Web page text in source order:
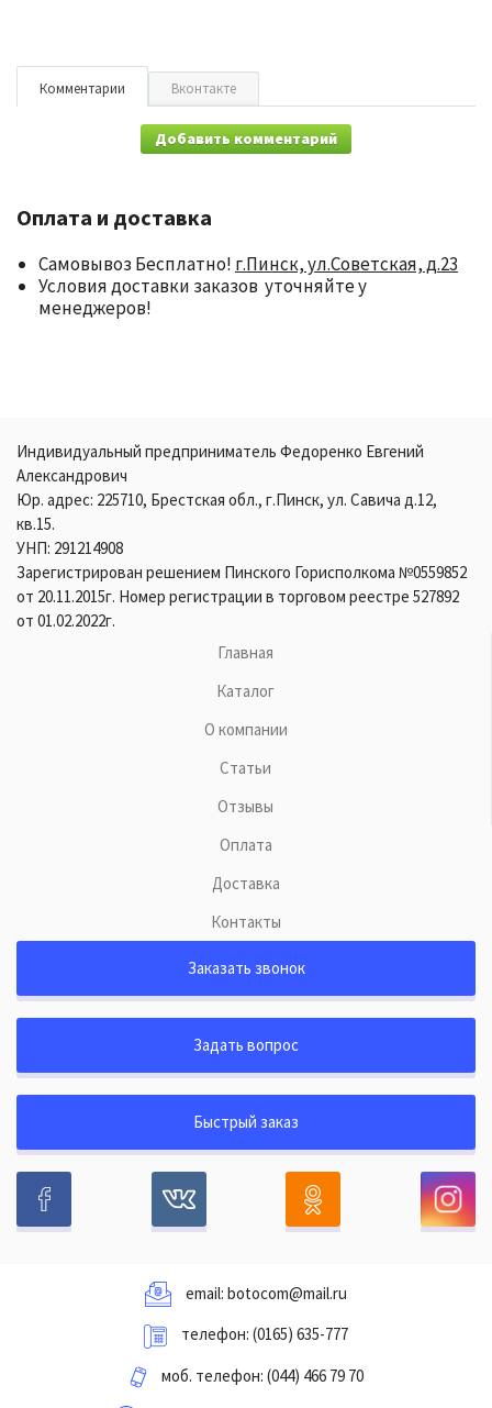
Комментарии Вконтакте
Добавить комментарий
Оплата и доставка
Самовывоз Бесплатно! г.Пинск, ул.Советская, д.23
Условия доставки заказов уточняйте у
менеджеров!
Индивидуальный предприниматель Федоренко Евгений
Александрович
Юр. адрес: 225710, Брестская обл., г.Пинск, ул. Савича д.12,
кв.15.
УНП: 291214908
Зарегистрирован решением Пинского Горисполкома №0559852
от 20.11.2015г. Номер регистрации в торговом реестре 527892
от 01.02.2022г.
Главная
Каталог
О компании
Статьи
Отзывы
Оплата
Доставка
Контакты
Заказать звонок
Задать вопрос
Быстрый заказ
email: botocom@mail.ru
телефон: (0165) 635-777
моб. телефон: (044) 466 79 70